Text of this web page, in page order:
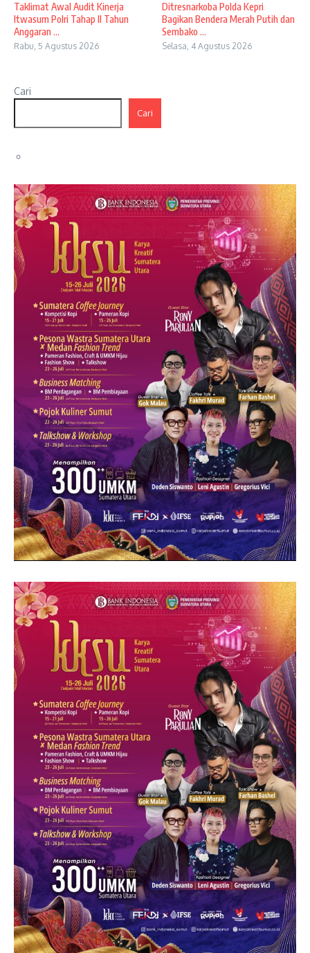
Taklimat Awal Audit Kinerja
Itwasum Polri Tahap II Tahun
Anggaran ...
Rabu, 5 Agustus 2026
Ditresnarkoba Polda Kepri
Bagikan Bendera Merah Putih dan
Sembako ...
Selasa, 4 Agustus 2026
Cari
Cari